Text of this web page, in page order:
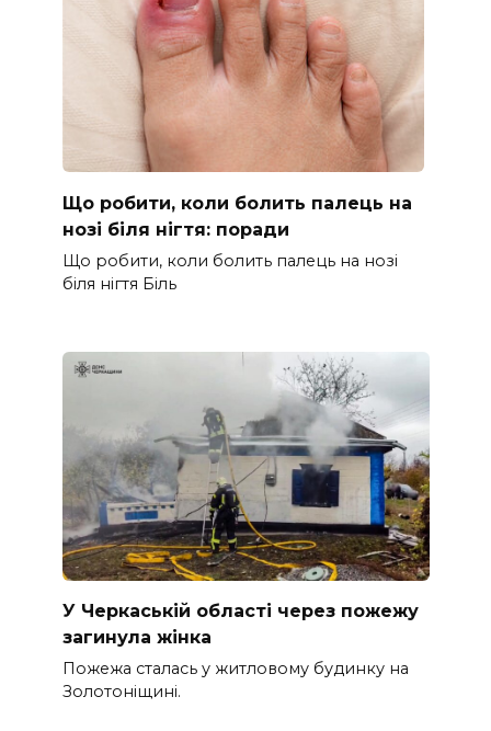
Що робити, коли болить палець на
нозі біля нігтя: поради
Що робити, коли болить палець на нозі
біля нігтя Біль
У Черкаській області через пожежу
загинула жінка
Пожежа сталась у житловому будинку на
Золотоніщині.